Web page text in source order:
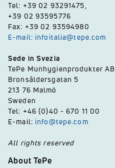
Tel: +39 02 93291475,
+39 02 93595776
Fax: +39 02 93594980
E-mail: infoitalia@tepe.com
Sede in Svezia
TePe Munhygienprodukter AB
Bronsåldersgatan 5
213 76 Malmö
Sweden
Tel: +46 (0)40 - 670 11 00
E-mail: info@tepe.com
All rights reserved
About TePe